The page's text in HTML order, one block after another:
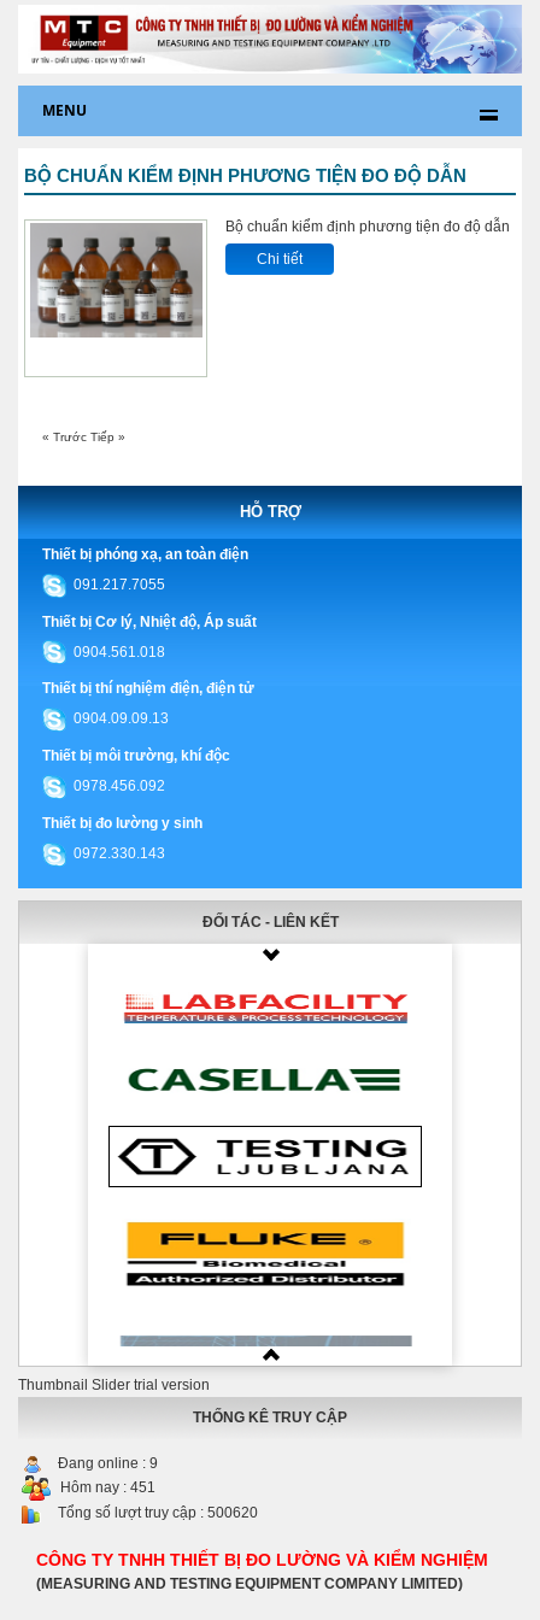
MENU
BỘ CHUẨN KIỂM ĐỊNH PHƯƠNG TIỆN ĐO ĐỘ DẪN
Bộ chuẩn kiểm định phương tiện đo độ dẫn
Chi tiết
« Trước Tiếp »
HỖ TRỢ
Thiết bị phóng xạ, an toàn điện
091.217.7055
Thiết bị Cơ lý, Nhiệt độ, Áp suất
0904.561.018
Thiết bị thí nghiệm điện, điện tử
0904.09.09.13
Thiết bị môi trường, khí độc
0978.456.092
Thiết bị đo lường y sinh
0972.330.143
ĐỐI TÁC - LIÊN KẾT
Thumbnail Slider trial version
THỐNG KÊ TRUY CẬP
Đang online : 9
Hôm nay : 451
Tổng số lượt truy cập : 500620
CÔNG TY TNHH THIẾT BỊ ĐO LƯỜNG VÀ KIỂM NGHIỆM
(MEASURING AND TESTING EQUIPMENT COMPANY LIMITED)